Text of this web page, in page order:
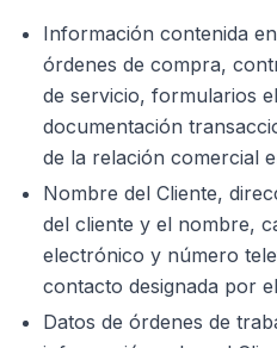
Información contenida
órdenes de compra,
de servicio, formularios
documentación
de la relación comercial
Nombre del Cliente,
del cliente y el nombre,
electrónico y número
contacto designada por
Datos de órdenes de